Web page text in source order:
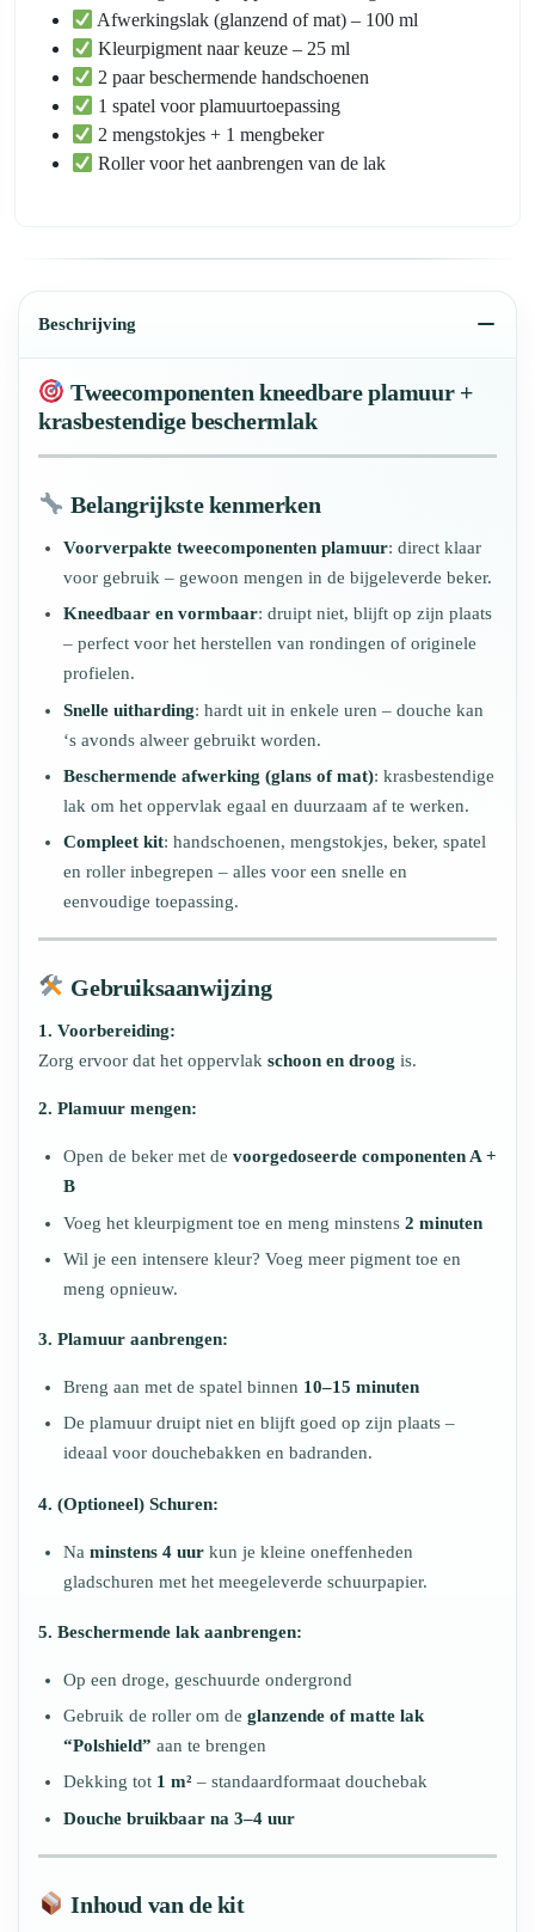
Afwerkingslak (glanzend of mat) – 100 ml
Kleurpigment naar keuze – 25 ml
2 paar beschermende handschoenen
1 spatel voor plamuurtoepassing
2 mengstokjes + 1 mengbeker
Roller voor het aanbrengen van de lak
Beschrijving
Tweecomponenten kneedbare plamuur +
krasbestendige beschermlak
Belangrijkste kenmerken
Voorverpakte tweecomponenten plamuur: direct klaar
voor gebruik – gewoon mengen in de bijgeleverde beker.
Kneedbaar en vormbaar: druipt niet, blijft op zijn plaats
– perfect voor het herstellen van rondingen of originele
profielen.
Snelle uitharding: hardt uit in enkele uren – douche kan
‘s avonds alweer gebruikt worden.
Beschermende afwerking (glans of mat): krasbestendige
lak om het oppervlak egaal en duurzaam af te werken.
Compleet kit: handschoenen, mengstokjes, beker, spatel
en roller inbegrepen – alles voor een snelle en
eenvoudige toepassing.
Gebruiksaanwijzing
1. Voorbereiding:
Zorg ervoor dat het oppervlak schoon en droog is.
2. Plamuur mengen:
Open de beker met de voorgedoseerde componenten A +
B
Voeg het kleurpigment toe en meng minstens 2 minuten
Wil je een intensere kleur? Voeg meer pigment toe en
meng opnieuw.
3. Plamuur aanbrengen:
Breng aan met de spatel binnen 10–15 minuten
De plamuur druipt niet en blijft goed op zijn plaats –
ideaal voor douchebakken en badranden.
4. (Optioneel) Schuren:
Na minstens 4 uurkun je kleine oneffenheden
gladschuren met het meegeleverde schuurpapier.
5. Beschermende lak aanbrengen:
Op een droge, geschuurde ondergrond
Gebruik de roller om de glanzende of matte lak
“Polshield” aan te brengen
Dekking tot 1 m²– standaardformaat douchebak
Douche bruikbaar na 3–4 uur
Inhoud van de kit